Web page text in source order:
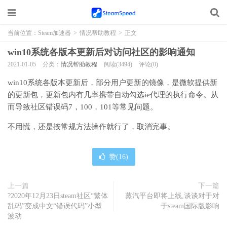
当前位置： Steam加速器 > 情况帮助教程 > 正文
win10系统各版本更新后对访问社区的影响通知
2021-01-05 分类： 情况帮助教程 阅读(3494) 评论(0)
win10系统各版本更新后，部分用户更新的镜像，是微软提供新
的更新包，更新包内有几率携带自动勾选ie代理的执行命令。从
而导致社区错误码7，100，101等常见问题。
不用慌，还是按常规方法操作就行了，取消完事。
赞(16)
上一篇
?2020年12月23日steam社区“繁体
乱码”变成中文“错误代码”小型
波动
下一篇
蒸汽平台即将上线,谈谈对于对
于steam国际版影响